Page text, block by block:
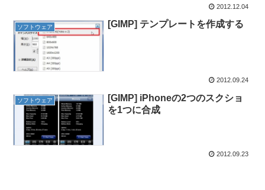
2012.12.04
ソフトウェア [GIMP] テンプレートを作成する
2012.09.24
ソフトウェア
[GIMP] iPhoneの2つのスクショ
を1つに合成
2012.09.23